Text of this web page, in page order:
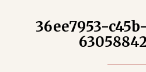
36ee7953-